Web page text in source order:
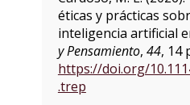
éticas y prácticas
inteligencia artificial
y Pensamiento, 44, 14
https://doi.org/
.trep